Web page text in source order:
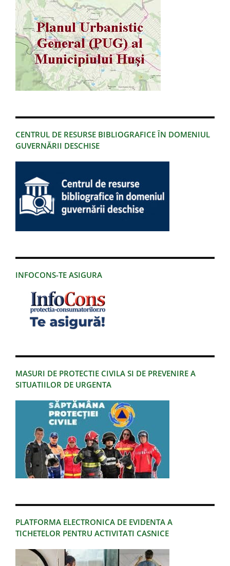
CENTRUL DE RESURSE BIBLIOGRAFICE ÎN DOMENIUL
GUVERNĂRII DESCHISE
INFOCONS-TE ASIGURA
MASURI DE PROTECTIE CIVILA SI DE PREVENIRE A
SITUATIILOR DE URGENTA
PLATFORMA ELECTRONICA DE EVIDENTA A
TICHETELOR PENTRU ACTIVITATI CASNICE